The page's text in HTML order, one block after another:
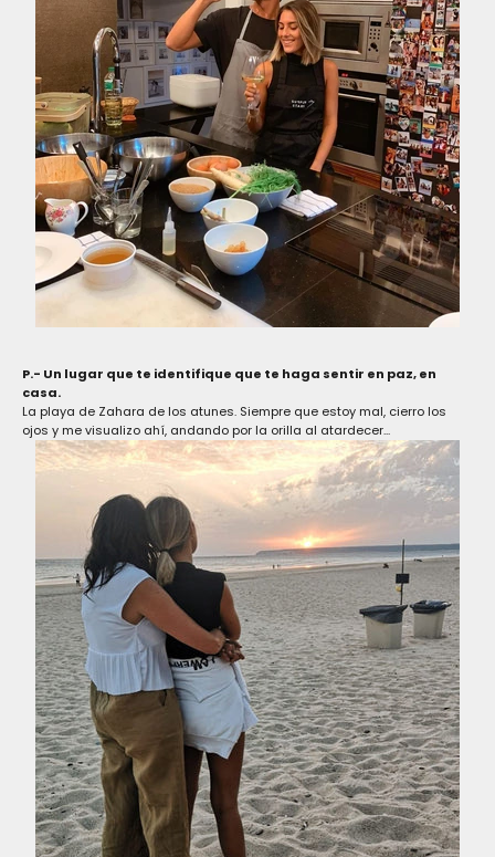
P.- Un lugar que te identifique que te haga sentir en paz, en
casa.
La playa de Zahara de los atunes. Siempre que estoy mal, cierro los
ojos y me visualizo ahí, andando por la orilla al atardecer...